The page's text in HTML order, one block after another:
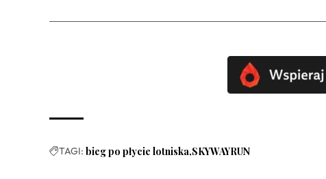
TAGI: bieg po płycie lotniska SKYWAYRUN